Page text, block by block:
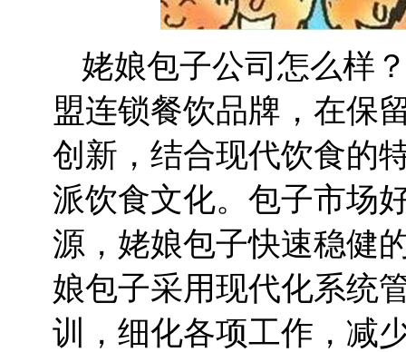
姥娘包子公司怎么样
盟连锁餐饮品牌，在保
创新，结合现代饮食的
派饮食文化。包子市场
源，姥娘包子快速稳健
娘包子采用现代化系统
训，细化各项工作，减